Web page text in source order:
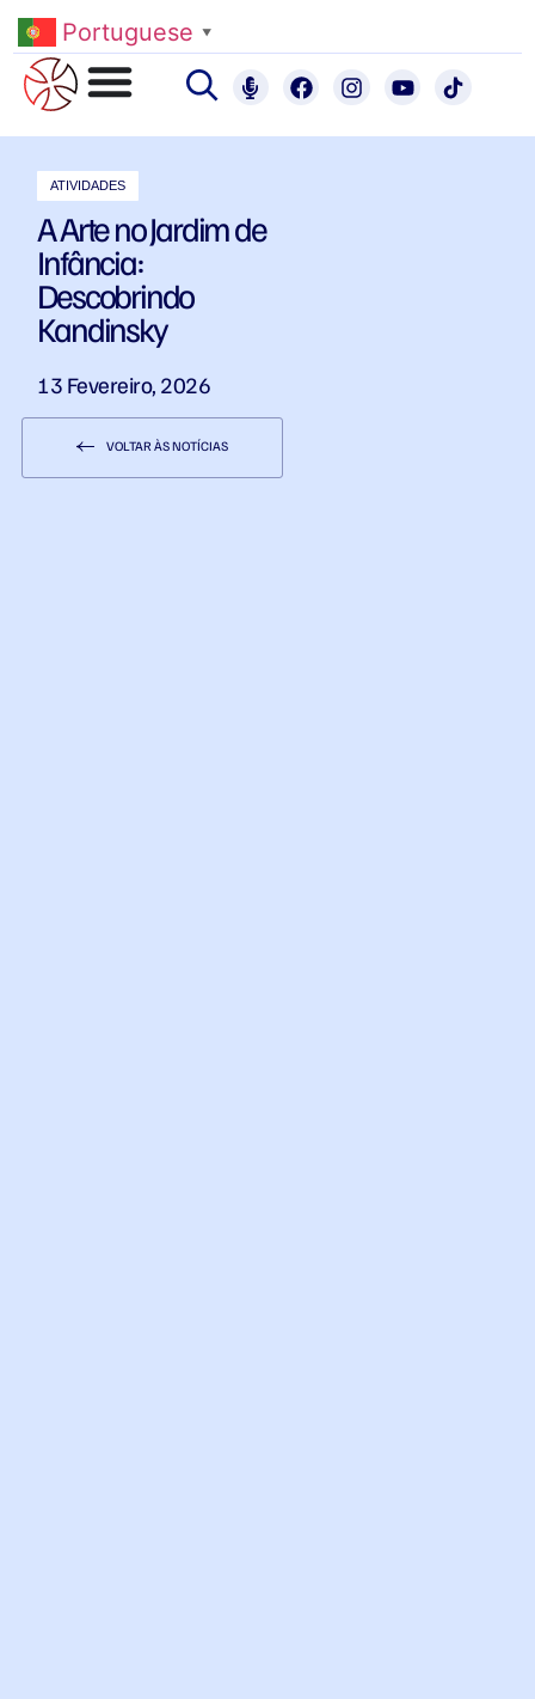
Portuguese ▼
ATIVIDADES
A Arte no Jardim de
Infância:
Descobrindo
Kandinsky
13 Fevereiro, 2026
VOLTAR ÀS NOTÍCIAS